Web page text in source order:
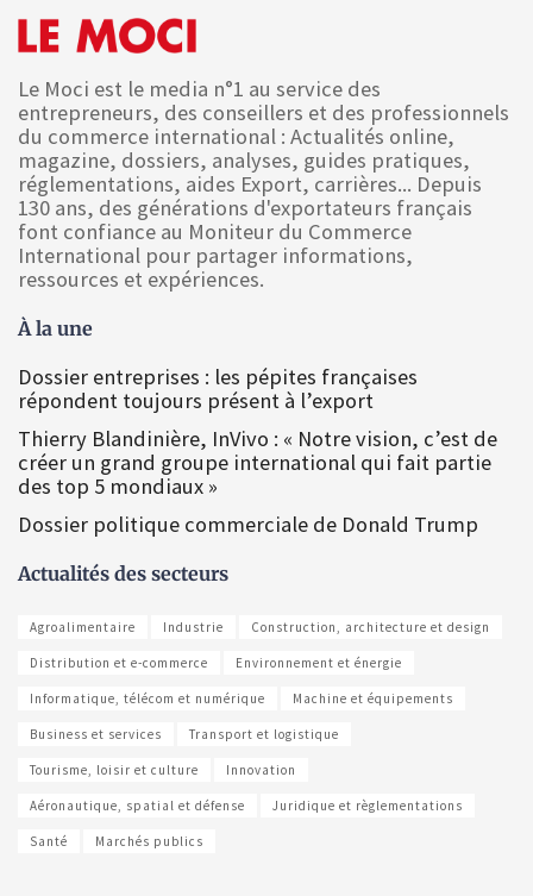
Le Moci est le media n°1 au service des
entrepreneurs, des conseillers et des professionnels
du commerce international : Actualités online,
magazine, dossiers, analyses, guides pratiques,
réglementations, aides Export, carrières... Depuis
130 ans, des générations d'exportateurs français
font confiance au Moniteur du Commerce
International pour partager informations,
ressources et expériences.
À la une
Dossier entreprises : les pépites françaises
répondent toujours présent à l’export
Thierry Blandinière, InVivo : « Notre vision, c’est de
créer un grand groupe international qui fait partie
des top 5 mondiaux »
Dossier politique commerciale de Donald Trump
Actualités des secteurs
Agroalimentaire Industrie Construction, architecture et design
Distribution et e-commerce Environnement et énergie
Informatique, télécom et numérique Machine et équipements
Business et services Transport et logistique
Tourisme, loisir et culture Innovation
Aéronautique, spatial et défense Juridique et règlementations
Santé Marchés publics